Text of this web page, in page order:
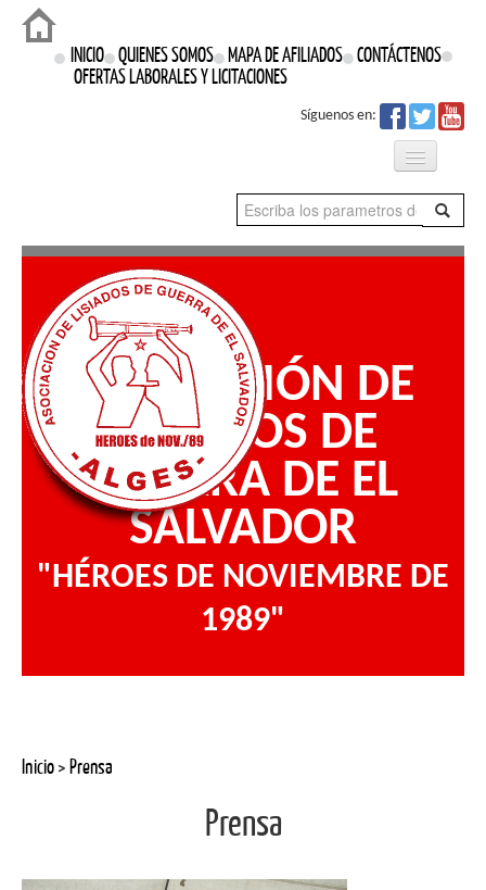
Login
INICIO QUIENES SOMOS MAPA DE AFILIADOS CONTÁCTENOS
OFERTAS LABORALES Y LICITACIONES
Síguenos en:
Proyectos
Prensa
Nuestros Derechos
ASOCIACIÓN DE
LISIADOS DE
GUERRA DE EL
SALVADOR
"HÉROES DE NOVIEMBRE DE
1989"
Inicio>Prensa
Prensa